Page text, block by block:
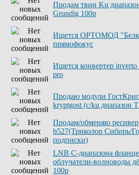
Продам твин Ku
Grundig 100р
Ищется ОРТОМОД
прямофокус
Ищется конвертер inverto
pro
Продаю модули
kryptgost (с/ku диапазон
Продам/обменяю ресивер
b527(Триколор Сибирь/
подписки)
LNB C-диапазона
облучатели-волноводы
100р